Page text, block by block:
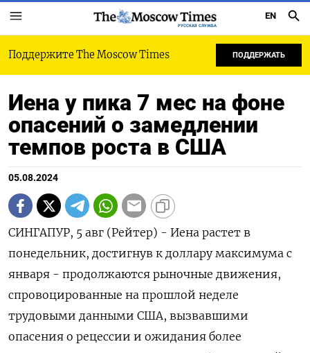
РУССКАЯ СЛУЖБА
EN
Поддержите The Moscow Times ПОДДЕРЖАТЬ
Иена у пика 7 мес на фоне
опасений о замедлении
темпов роста в США
05.08.2024
СИНГАПУР, 5 авг (Рейтер) - Иена растет в
понедельник, достигнув к доллару максимума с
января - продолжаются рыночные движения,
спровоцированные на прошлой неделе
трудовыми данными США, вызвавшими
опасения о рецессии и ожидания более